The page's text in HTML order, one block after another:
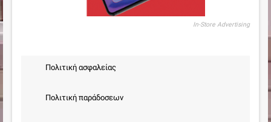
In-Store Advertising
Πολιτική ασφαλείας
Πολιτική παράδοσεων